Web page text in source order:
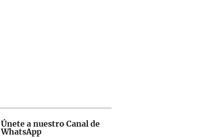
Únete a nuestro Canal de
WhatsApp